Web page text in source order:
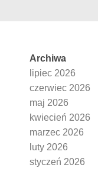
Archiwa
lipiec 2026
czerwiec 2026
maj 2026
kwiecień 2026
marzec 2026
luty 2026
styczeń 2026